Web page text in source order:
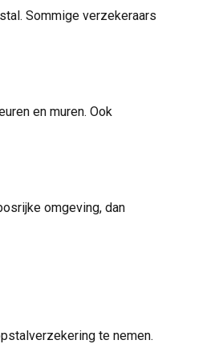
Sommige verzekeraars
en muren. Ook
omgeving, dan
te nemen.